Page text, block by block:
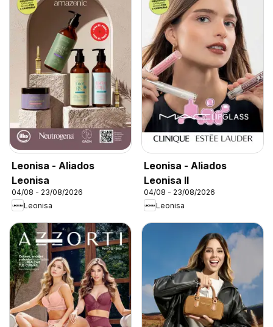
Leonisa - Aliados
Leonisa
04/08 - 23/08/2026
Leonisa
Leonisa - Aliados
Leonisa II
04/08 - 23/08/2026
Leonisa